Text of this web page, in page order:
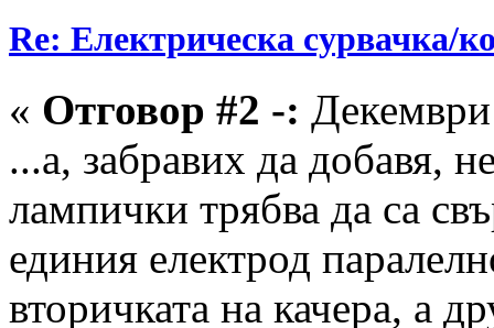
Re: Електрическа сурвачка/
« Отговор #2 -:
...а, забравих да добавя,
лампички трябва да са
единия електрод
вторичката на качера, а